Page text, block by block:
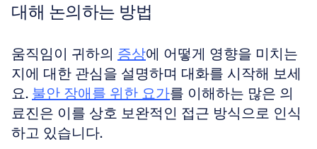
대해 논의하는 방법
움직임이 귀하의 증상에 어떻게 영향을 미치는
지에 대한 관심을 설명하며 대화를 시작해 보세
요. 불안 장애를 위한 요가를 이해하는 많은 의
료진은 이를 상호 보완적인 접근 방식으로 인식
하고 있습니다.